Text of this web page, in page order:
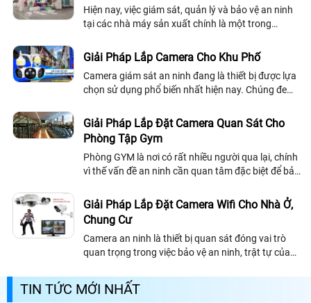
Hiện nay, việc giám sát, quản lý và bảo vệ an ninh
tại các nhà máy sản xuất chính là một trong
tâm hàng đầu. Và hôm nay An Thành...
Giải Pháp Lắp Camera Cho Khu Phố
Camera giám sát an ninh đang là thiết bị được lựa
chọn sử dụng phổ biến nhất hiện nay. Chúng đem
bảo vệ an ninh hiệu quả
Giải Pháp Lắp Đặt Camera Quan Sát Cho
Phòng Tập Gym
Phòng GYM là nơi có rất nhiều người qua lại, chính
vì thế vấn đề an ninh cần quan tâm đặc biệt để bảo
đó, việc lắp đặt camera quan...
Giải Pháp Lắp Đặt Camera Wifi Cho Nhà Ở,
Chung Cư
Camera an ninh là thiết bị quan sát đóng vai trò
quan trọng trong việc bảo vệ an ninh, trật tự của
bạn quan sát được mọi lúc...
TIN TỨC MỚI NHẤT